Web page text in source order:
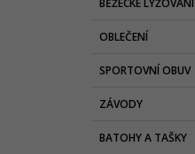
OBLEČENÍ
SPORTOVNÍ OBUV
ZÁVODY
BATOHY A TAŠKY